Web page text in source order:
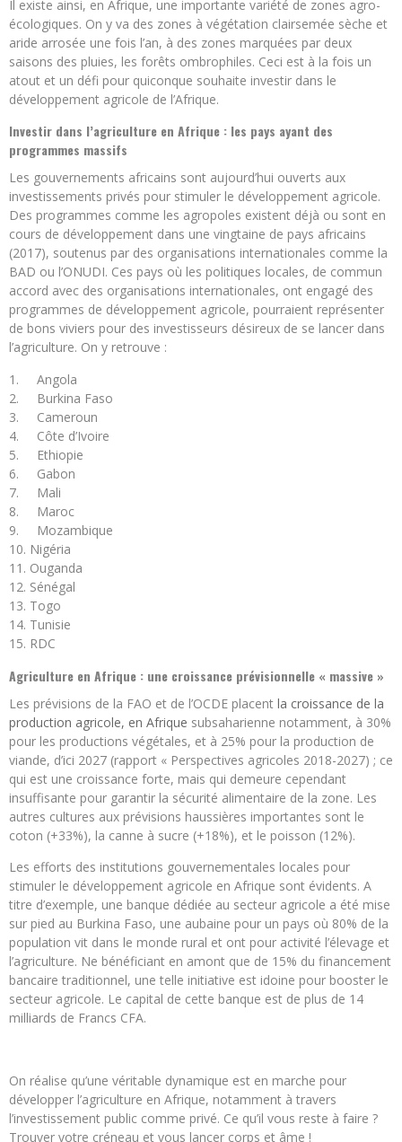
Il existe ainsi, en Afrique, une importante variété de zones agro-
écologiques. On y va des zones à végétation clairsemée sèche et
aride arrosée une fois l’an, à des zones marquées par deux
saisons des pluies, les forêts ombrophiles. Ceci est à la fois un
atout et un défi pour quiconque souhaite investir dans le
développement agricole de l’Afrique.
Investir dans l’agriculture en Afrique : les pays ayant des
programmes massifs
Les gouvernements africains sont aujourd’hui ouverts aux
investissements privés pour stimuler le développement agricole.
Des programmes comme les agropoles existent déjà ou sont en
cours de développement dans une vingtaine de pays africains
(2017), soutenus par des organisations internationales comme la
BAD ou l’ONUDI. Ces pays où les politiques locales, de commun
accord avec des organisations internationales, ont engagé des
programmes de développement agricole, pourraient représenter
de bons viviers pour des investisseurs désireux de se lancer dans
l’agriculture. On y retrouve :
Angola
Burkina Faso
Cameroun
Côte d’Ivoire
Ethiopie
Gabon
Mali
Maroc
Mozambique
Nigéria
Ouganda
Sénégal
Togo
Tunisie
RDC
Agriculture en Afrique : une croissance prévisionnelle « massive »
Les prévisions de la FAO et de l’OCDE placent la croissance de la
production agricole, en Afrique subsaharienne notamment, à 30%
pour les productions végétales, et à 25% pour la production de
viande, d’ici 2027 (rapport « Perspectives agricoles 2018-2027) ; ce
qui est une croissance forte, mais qui demeure cependant
insuffisante pour garantir la sécurité alimentaire de la zone. Les
autres cultures aux prévisions haussières importantes sont le
coton (+33%), la canne à sucre (+18%), et le poisson (12%).
Les efforts des institutions gouvernementales locales pour
stimuler le développement agricole en Afrique sont évidents. A
titre d’exemple, une banque dédiée au secteur agricole a été mise
sur pied au Burkina Faso, une aubaine pour un pays où 80% de la
population vit dans le monde rural et ont pour activité l’élevage et
l’agriculture. Ne bénéficiant en amont que de 15% du financement
bancaire traditionnel, une telle initiative est idoine pour booster le
secteur agricole. Le capital de cette banque est de plus de 14
milliards de Francs CFA.
On réalise qu’une véritable dynamique est en marche pour
développer l’agriculture en Afrique, notamment à travers
l’investissement public comme privé. Ce qu’il vous reste à faire ?
Trouver votre créneau et vous lancer corps et âme !